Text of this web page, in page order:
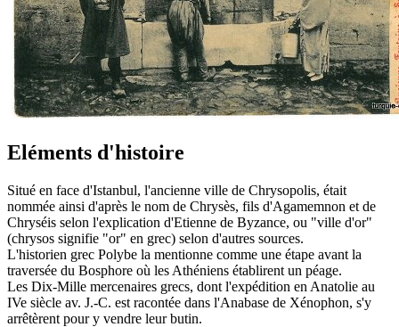
Eléments d'histoire
Situé en face d'Istanbul, l'ancienne ville de Chrysopolis, était
nommée ainsi d'après le nom de Chrysès, fils d'Agamemnon et de
Chryséis selon l'explication d'Etienne de Byzance, ou "ville d'or"
(chrysos signifie "or" en grec) selon d'autres sources.
L'historien grec Polybe la mentionne comme une étape avant la
traversée du Bosphore où les Athéniens établirent un péage.
Les Dix-Mille mercenaires grecs, dont l'expédition en Anatolie au
IVe siècle av. J.-C. est racontée dans l'Anabase de Xénophon, s'y
arrêtèrent pour y vendre leur butin.